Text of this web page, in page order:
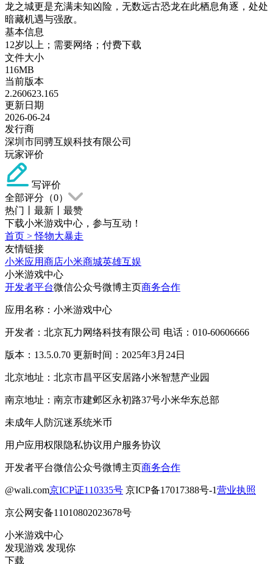
龙之城更是充满未知凶险，无数远古恐龙在此栖息角逐，处处
暗藏机遇与强敌。
基本信息
12岁以上；需要网络；付费下载
文件大小
116MB
当前版本
2.260623.165
更新日期
2026-06-24
发行商
深圳市同骋互娱科技有限公司
玩家评价
写评价
全部评分（0）
热门
最新
最赞
下载小米游戏中心，参与互动！
首页 >怪物大暴走
友情链接
小米应用商店小米商城英雄互娱
小米游戏中心
开发者平台微信公众号微博主页商务合作
应用名称：小米游戏中心
开发者：北京瓦力网络科技有限公司 电话：010-60606666
版本：13.5.0.70 更新时间：2025年3月24日
北京地址：北京市昌平区安居路小米智慧产业园
南京地址：南京市建邺区永初路37号小米华东总部
未成年人防沉迷系统米币
用户应用权限隐私协议用户服务协议
开发者平台微信公众号微博主页商务合作
@wali.com京ICP证110335号 京ICP备17017388号-1营业执照
京公网安备11010802023678号
小米游戏中心
发现游戏 发现你
下载